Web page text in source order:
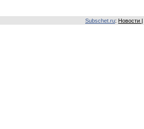
Subschet.ru: Новости